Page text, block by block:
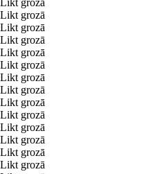
Likt grozā
Likt grozā
Likt grozā
Likt grozā
Likt grozā
Likt grozā
Likt grozā
Likt grozā
Likt grozā
Likt grozā
Likt grozā
Likt grozā
Likt grozā
Likt grozā